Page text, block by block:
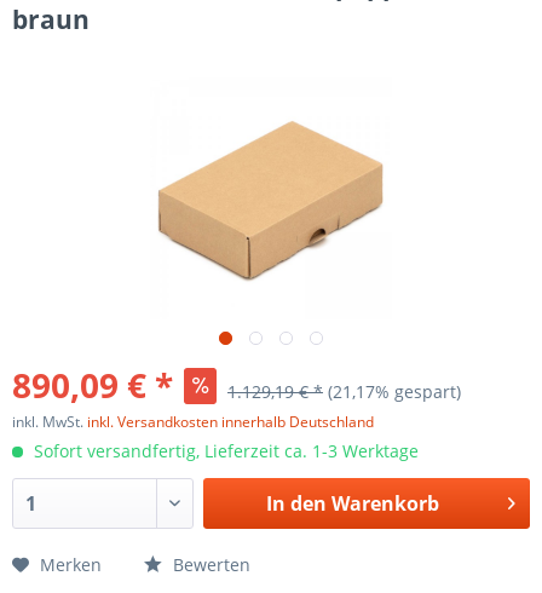
braun
890,09 € * 1.129,19 € * (21,17% gespart)
inkl. MwSt. inkl. Versandkosten innerhalb Deutschland
Sofort versandfertig, Lieferzeit ca. 1-3 Werktage
In den Warenkorb
Merken Bewerten